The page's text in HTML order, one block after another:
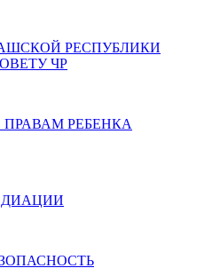
РЕСПУБЛИКИ
ЧР
РЕБЕНКА